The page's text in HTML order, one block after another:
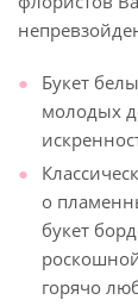
Букет
молодых
о
букет
горячо